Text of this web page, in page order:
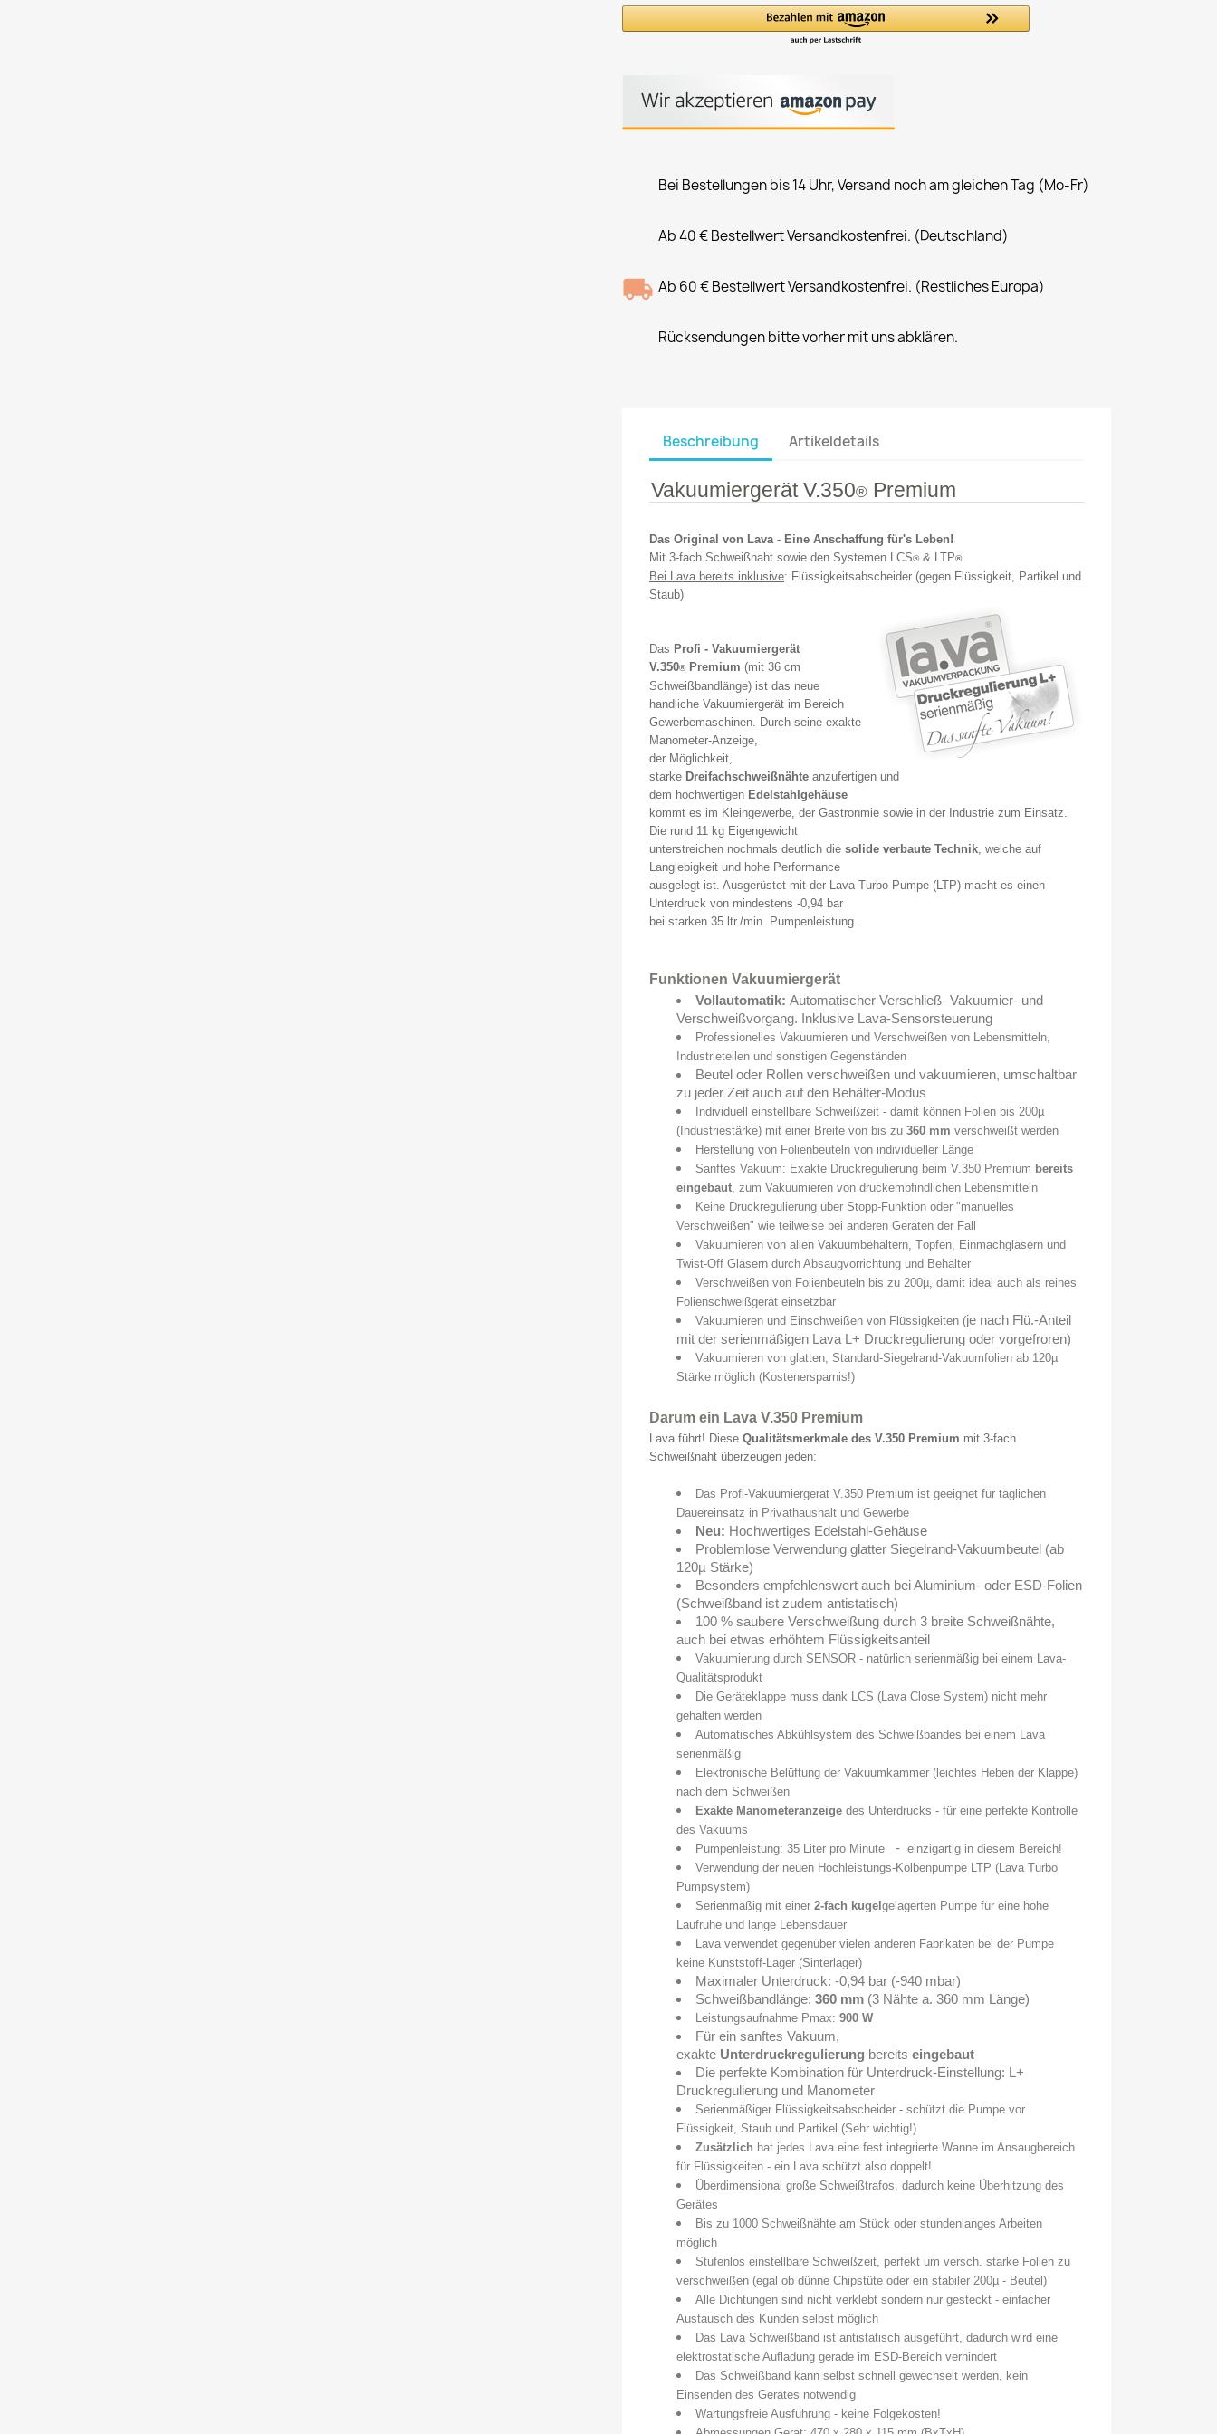
Bei Bestellungen bis 14 Uhr, Versand noch am gleichen Tag (Mo-Fr)
Ab 40 € Bestellwert Versandkostenfrei. (Deutschland)
Ab 60 € Bestellwert Versandkostenfrei. (Restliches Europa)
Rücksendungen bitte vorher mit uns abklären.
Beschreibung Artikeldetails
Vakuumiergerät V.350® Premium
Das Original von Lava - Eine Anschaffung für's Leben!
Mit 3-fach Schweißnaht sowie den Systemen LCS®& LTP®
Bei Lava bereits inklusive: Flüssigkeitsabscheider (gegen Flüssigkeit, Partikel und
Staub)
Das Profi - Vakuumiergerät
V.350®Premium (mit 36 cm
Schweißbandlänge) ist das neue
handliche Vakuumiergerät im Bereich
Gewerbemaschinen. Durch seine exakte
Manometer-Anzeige,
der Möglichkeit,
starke Dreifachschweißnähte anzufertigen und
dem hochwertigen Edelstahlgehäuse
kommt es im Kleingewerbe, der Gastronmie sowie in der Industrie zum Einsatz.
Die rund 11 kg Eigengewicht
unterstreichen nochmals deutlich die solide verbaute Technik , welche auf
Langlebigkeit und hohe Performance
ausgelegt ist. Ausgerüstet mit der Lava Turbo Pumpe (LTP) macht es einen
Unterdruck von mindestens -0,94 bar
bei starken 35 ltr./min. Pumpenleistung.
Funktionen Vakuumiergerät
Vollautomatik: Automatischer Verschließ- Vakuumier- und
Verschweißvorgang. Inklusive Lava-Sensorsteuerung
Professionelles Vakuumieren und Verschweißen von Lebensmitteln,
Industrieteilen und sonstigen Gegenständen
Beutel oder Rollen verschweißen und vakuumieren, umschaltbar
zu jeder Zeit auch auf den Behälter-Modus
Individuell einstellbare Schweißzeit - damit können Folien bis 200µ
(Industriestärke) mit einer Breite von bis zu 360 mm verschweißt werden
Herstellung von Folienbeuteln von individueller Länge
Sanftes Vakuum: Exakte Druckregulierung beim V.350 Premium bereits
eingebaut , zum Vakuumieren von druckempfindlichen Lebensmitteln
Keine Druckregulierung über Stopp-Funktion oder "manuelles
Verschweißen" wie teilweise bei anderen Geräten der Fall
Vakuumieren von allen Vakuumbehältern, Töpfen, Einmachgläsern und
Twist-Off Gläsern durch Absaugvorrichtung und Behälter
Verschweißen von Folienbeuteln bis zu 200µ, damit ideal auch als reines
Folienschweißgerät einsetzbar
Vakuumieren und Einschweißen von Flüssigkeiten (je nach Flü.-Anteil
mit der serienmäßigen Lava L+ Druckregulierung oder vorgefroren)
Vakuumieren von glatten, Standard-Siegelrand-Vakuumfolien ab 120µ
Stärke möglich (Kostenersparnis!)
Darum ein Lava V.350 Premium
Lava führt! Diese Qualitätsmerkmale des V.350 Premium mit 3-fach
Schweißnaht überzeugen jeden:
Das Profi-Vakuumiergerät V.350 Premium ist geeignet für täglichen
Dauereinsatz in Privathaushalt und Gewerbe
Neu: Hochwertiges Edelstahl-Gehäuse
Problemlose Verwendung glatter Siegelrand-Vakuumbeutel (ab
120µ Stärke)
Besonders empfehlenswert auch bei Aluminium- oder ESD-Folien
(Schweißband ist zudem antistatisch)
100 % saubere Verschweißung durch 3 breite Schweißnähte,
auch bei etwas erhöhtem Flüssigkeitsanteil
Vakuumierung durch SENSOR - natürlich serienmäßig bei einem Lava-
Qualitätsprodukt
Die Geräteklappe muss dank LCS (Lava Close System) nicht mehr
gehalten werden
Automatisches Abkühlsystem des Schweißbandes bei einem Lava
serienmäßig
Elektronische Belüftung der Vakuumkammer (leichtes Heben der Klappe)
nach dem Schweißen
Exakte Manometeranzeige des Unterdrucks - für eine perfekte Kontrolle
des Vakuums
Pumpenleistung: 35 Liter pro Minute - einzigartig in diesem Bereich!
Verwendung der neuen Hochleistungs-Kolbenpumpe LTP (Lava Turbo
Pumpsystem)
Serienmäßig mit einer 2-fach kugel gelagerten Pumpe für eine hohe
Laufruhe und lange Lebensdauer
Lava verwendet gegenüber vielen anderen Fabrikaten bei der Pumpe
keine Kunststoff-Lager (Sinterlager)
Maximaler Unterdruck: -0,94 bar (-940 mbar)
Schweißbandlänge: 360 mm (3 Nähte a. 360 mm Länge)
Leistungsaufnahme Pmax: 900 W
Für ein sanftes Vakuum,
exakte Unterdruckregulierung bereits eingebaut
Die perfekte Kombination für Unterdruck-Einstellung: L+
Druckregulierung und Manometer
Serienmäßiger Flüssigkeitsabscheider - schützt die Pumpe vor
Flüssigkeit, Staub und Partikel (Sehr wichtig!)
Zusätzlich hat jedes Lava eine fest integrierte Wanne im Ansaugbereich
für Flüssigkeiten - ein Lava schützt also doppelt!
Überdimensional große Schweißtrafos, dadurch keine Überhitzung des
Gerätes
Bis zu 1000 Schweißnähte am Stück oder stundenlanges Arbeiten
möglich
Stufenlos einstellbare Schweißzeit, perfekt um versch. starke Folien zu
verschweißen (egal ob dünne Chipstüte oder ein stabiler 200µ - Beutel)
Alle Dichtungen sind nicht verklebt sondern nur gesteckt - einfacher
Austausch des Kunden selbst möglich
Das Lava Schweißband ist antistatisch ausgeführt, dadurch wird eine
elektrostatische Aufladung gerade im ESD-Bereich verhindert
Das Schweißband kann selbst schnell gewechselt werden, kein
Einsenden des Gerätes notwendig
Wartungsfreie Ausführung - keine Folgekosten!